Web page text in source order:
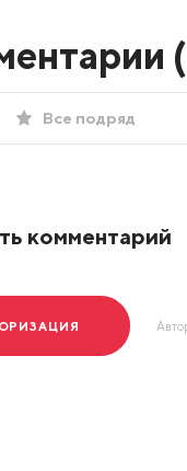
(
Все подряд
комментарий